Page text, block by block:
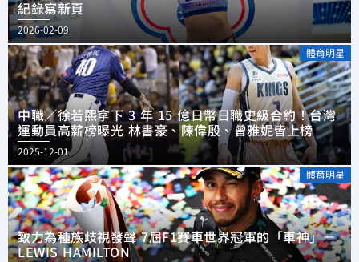
紀錄寫新頁
2026-02-09
體育明星
中職／徐若熙拿下 3 年 15 億日幣日職史級合約！台灣
運動員高薪榜曝光 林書豪、陳偉殷、曾雅妮皆上榜
2025-12-01
體育明星
致力為種族歧視發聲 7屆F1賽車世界冠軍的「車神」－
LEWIS HAMILTON